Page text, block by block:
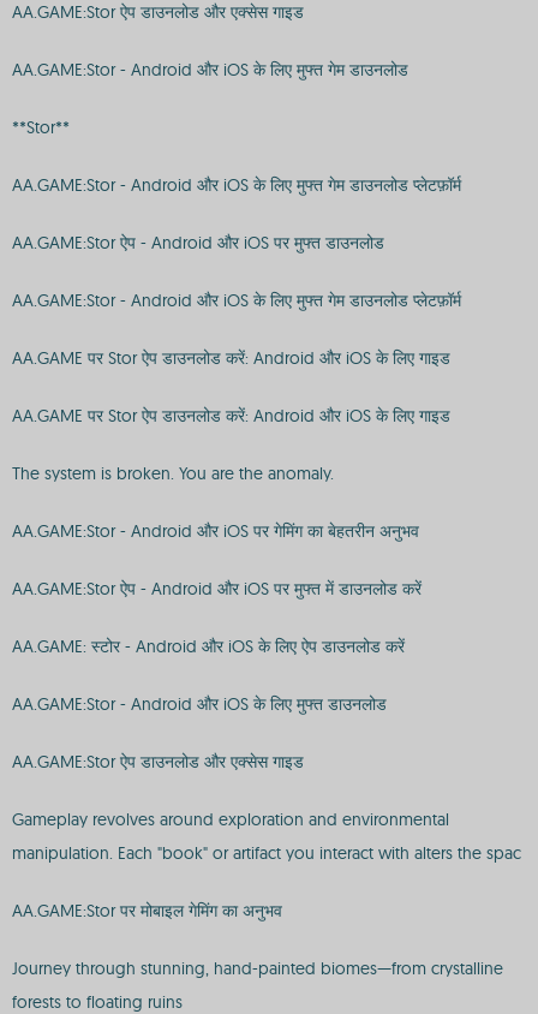
AA.GAME:Stor ऐप डाउनलोड और एक्सेस गाइड
AA.GAME:Stor - Android और iOS के लिए मुफ्त गेम डाउनलोड
**Stor**
AA.GAME:Stor - Android और iOS के लिए मुफ्त गेम डाउनलोड प्लेटफ़ॉर्म
AA.GAME:Stor ऐप - Android और iOS पर मुफ्त डाउनलोड
AA.GAME:Stor - Android और iOS के लिए मुफ्त गेम डाउनलोड प्लेटफ़ॉर्म
AA.GAME पर Stor ऐप डाउनलोड करें: Android और iOS के लिए गाइड
AA.GAME पर Stor ऐप डाउनलोड करें: Android और iOS के लिए गाइड
The system is broken. You are the anomaly.
AA.GAME:Stor - Android और iOS पर गेमिंग का बेहतरीन अनुभव
AA.GAME:Stor ऐप - Android और iOS पर मुफ्त में डाउनलोड करें
AA.GAME: स्टोर - Android और iOS के लिए ऐप डाउनलोड करें
AA.GAME:Stor - Android और iOS के लिए मुफ्त डाउनलोड
AA.GAME:Stor ऐप डाउनलोड और एक्सेस गाइड
Gameplay revolves around exploration and environmental
manipulation. Each "book" or artifact you interact with alters the spac
AA.GAME:Stor पर मोबाइल गेमिंग का अनुभव
Journey through stunning, hand-painted biomes—from crystalline
forests to floating ruins